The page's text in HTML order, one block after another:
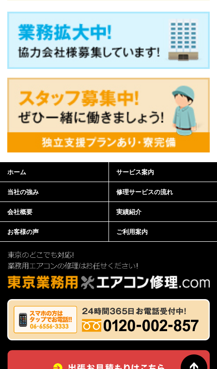
ホーム サービス案内
当社の強み 修理サービスの流れ
会社概要 実績紹介
お客様の声 ご利用案内